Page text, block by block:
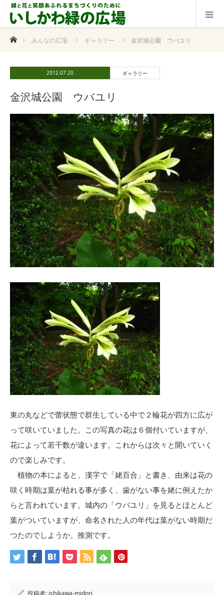
ホームみんなの広場 ギャラリー 金沢城公園 ウバユリ
2012.07.20 ギャラリー
金沢城公園 ウバユリ
東の丸などで蕾状態で群生している中で２輪花が四方に広が
って咲いていました。この写真の花は６個付いていますが、
花によって若干数が違います。これからは次々と開いていく
ので楽しみです。
植物の本によると、漢字で「姥百合」と書き、由来は花の
咲く時期は葉が枯れる事が多く、歯がない事を姥に例えたか
らと言われています。城内の「ウバユリ」を見るとほとんど
葉がついていますが、命名された人の年代は葉がない時期だ
つたのでしようか。推測です。
投稿者: ishikawa-midori